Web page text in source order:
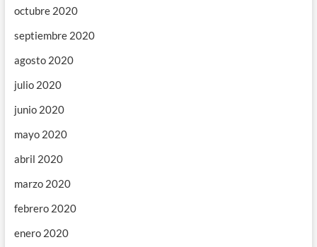
octubre 2020
septiembre 2020
agosto 2020
julio 2020
junio 2020
mayo 2020
abril 2020
marzo 2020
febrero 2020
enero 2020